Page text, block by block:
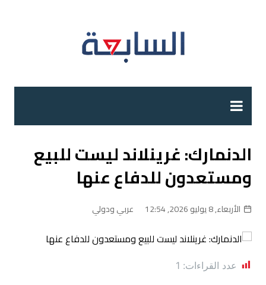
الدنمارك: غرينلاند ليست للبيع
ومستعدون للدفاع عنها
الأربعاء, 8 يوليو 2026, 12:54 عربي ودولي
عدد القراءات: 1